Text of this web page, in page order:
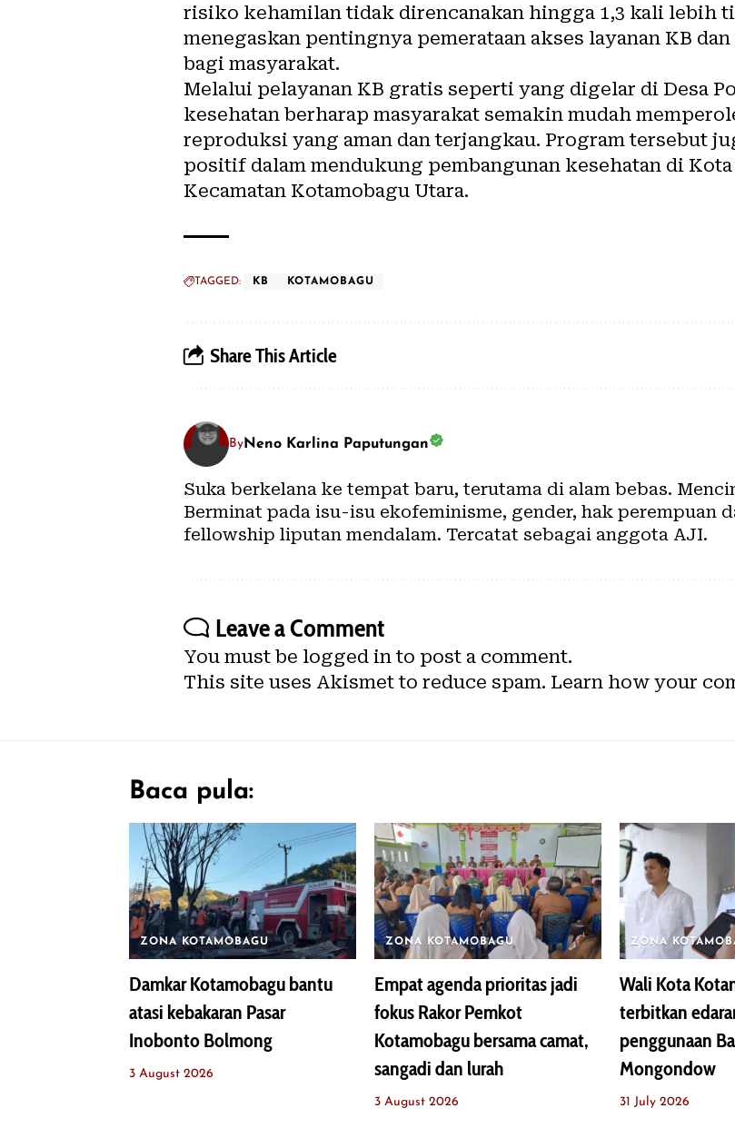
risiko kehamilan tidak direncanakan hingga 1,3 kali lebih
menegaskan pentingnya pemerataan akses layanan KB
bagi masyarakat.
Melalui pelayanan KB gratis seperti yang digelar di Desa
kesehatan berharap masyarakat semakin mudah
reproduksi yang aman dan terjangkau. Program tersebut
positif dalam mendukung pembangunan kesehatan di
Kecamatan Kotamobagu Utara.
TAGGED: KB KOTAMOBAGU
Share This Article
By Neno Karlina Paputungan
Suka berkelana ke tempat baru, terutama di alam bebas.
Berminat pada isu-isu ekofeminisme, gender, hak perempuan
fellowship liputan mendalam. Tercatat sebagai anggota AJI.
Leave a Comment
You must be logged in to post a comment.
This site uses Akismet to reduce spam. Learn how your
Baca pula:
ZONA KOTAMOBAGU
Damkar Kotamobagu bantu
atasi kebakaran Pasar
Inobonto Bolmong
3 August 2026
ZONA KOTAMOBAGU
Empat agenda prioritas jadi
fokus Rakor Pemkot
Kotamobagu bersama camat,
sangadi dan lurah
3 August 2026
ZONA
Wali Kota
terbitkan
penggunaan
Mongondow
31 July 2026